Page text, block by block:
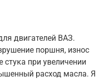
двигателей ВАЗ.
поршня, износ
при увеличении
расход масла. Я